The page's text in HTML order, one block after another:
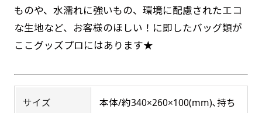
ものや、水濡れに強いもの、環境に配慮されたエコ
な生地など、お客様のほしい！に即したバッグ類が
ここグッズプロにはあります★
サイズ
本体/約340×260×100(mm)､持ち
吊り下げ旗(30x42)
作成しパイプを入れてその間に紐を通します。壁
際の装飾などにとてもお役立ち！
吊り下げ旗(42x30)
作成しパイプを入れてその間に紐を通します。壁
際の装飾などにとてもお役立ち！
お急ぎ［ +330円 ］
お急ぎは翌営業日発送（基本12時締め切り)枚数
できる場合もあります。防炎加工、トロピカル